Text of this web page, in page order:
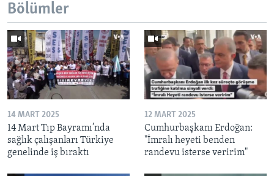
Bölümler
14 MART 2025
14 Mart Tıp Bayramı’nda
sağlık çalışanları Türkiye
genelinde iş bıraktı
12 MART 2025
Cumhurbaşkanı Erdoğan:
"İmralı heyeti benden
randevu isterse veririm"